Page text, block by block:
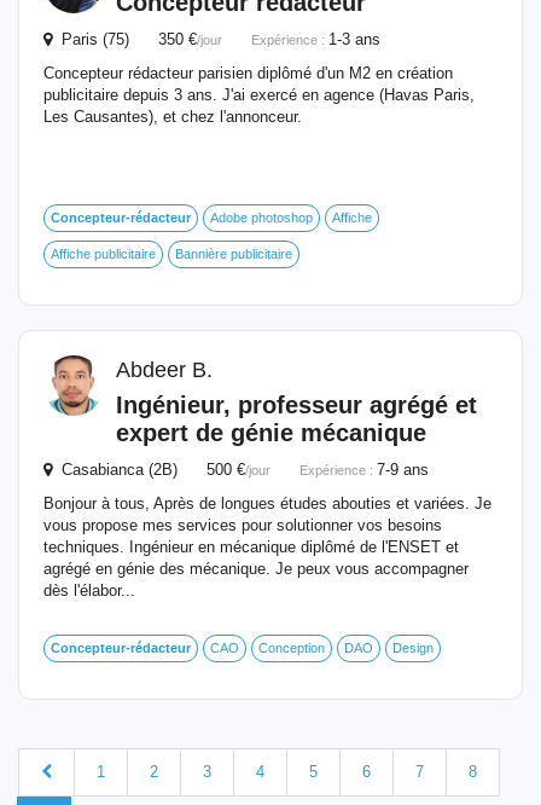
Paris (75) 350 €/jour Expérience : 1-3 ans
Concepteur rédacteur parisien diplômé d'un M2 en création
publicitaire depuis 3 ans. J'ai exercé en agence (Havas Paris,
Les Causantes), et chez l'annonceur.
Concepteur-rédacteur Adobe photoshop Affiche
Affiche publicitaire Bannière publicitaire
Abdeer B.
Ingénieur, professeur agrégé et
expert de génie mécanique
Casabianca (2B) 500 €/jour Expérience : 7-9 ans
Bonjour à tous, Après de longues études abouties et variées. Je
vous propose mes services pour solutionner vos besoins
techniques. Ingénieur en mécanique diplômé de l'ENSET et
agrégé en génie des mécanique. Je peux vous accompagner
dès l'élabor...
Concepteur-rédacteur CAO Conception DAO Design
1 2 3 4 5 6 7 8